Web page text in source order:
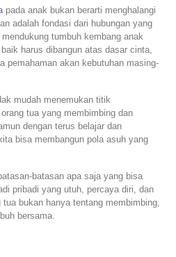
pada anak bukan berarti menghalangi
adalah fondasi dari hubungan yang
tumbuh kembang anak
harus dibangun atas dasar cinta,
pemahaman akan kebutuhan masing-
mudah menemukan titik
tua yang membimbing dan
dengan terus belajar dan
bisa membangun pola asuh yang
batasan apa saja yang bisa
pribadi yang utuh, percaya diri, dan
bukan hanya tentang membimbing,
bersama.